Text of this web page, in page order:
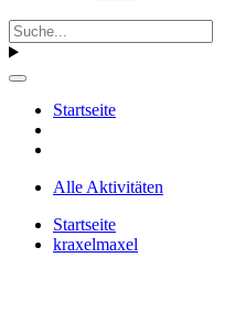
Startseite
Alle Aktivitäten
Startseite
kraxelmaxel